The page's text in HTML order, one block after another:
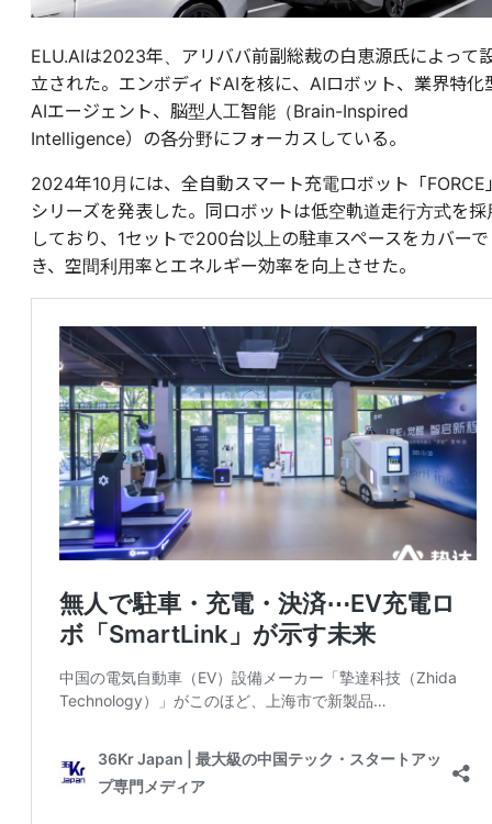
ELU.AIは2023年、アリババ前副総裁の白恵源氏によって
立された。エンボディドAIを核に、AIロボット、業界特化
AIエージェント、脳型人工智能（Brain-Inspired
Intelligence）の各分野にフォーカスしている。
2024年10月には、全自動スマート充電ロボット「FORCE
シリーズを発表した。同ロボットは低空軌道走行方式を採
しており、1セットで200台以上の駐車スペースをカバーで
き、空間利用率とエネルギー効率を向上させた。